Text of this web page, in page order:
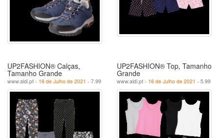
UP2FASHION® Calças,
Tamanho Grande
www.aldi.pt - 16 de Julho de 2021 - 7.99
UP2FASHION® Top, Tamanho
Grande
www.aldi.pt - 16 de Julho de 2021 - 5.99